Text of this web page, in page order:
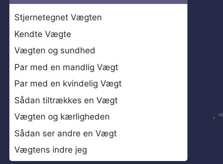
Stjernetegnet Vægten
Kendte Vægte
Vægten og sundhed
Par med en mandlig Vægt
Par med en kvindelig Vægt
Sådan tiltrækkes en Vægt
Vægten og kærligheden
Sådan ser andre en Vægt
Vægtens indre jeg